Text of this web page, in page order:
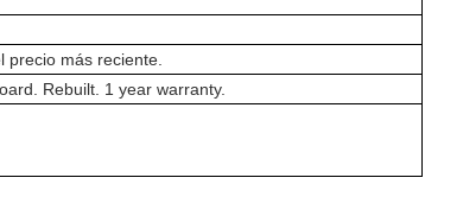
precio más reciente.
Rebuilt. 1 year warranty.